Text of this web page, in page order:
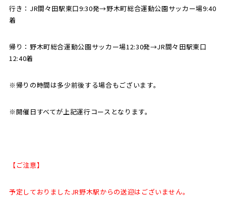
行き：JR間々田駅東口9:30発→野木町総合運動公園サッカー場9:40
着
帰り：野木町総合運動公園サッカー場12:30発→JR間々田駅東口
12:40着
※帰りの時間は多少前後する場合もございます。
※開催日すべてが上記運行コースとなります。
【ご注意】
予定しておりましたJR野木駅からの送迎はございません。